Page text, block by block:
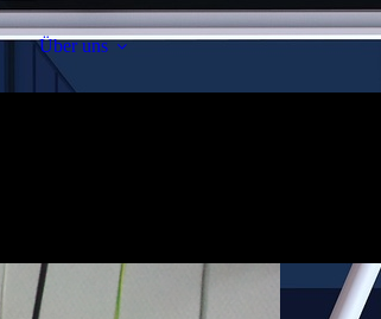
Über uns